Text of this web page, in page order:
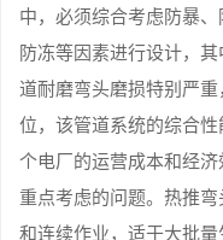
中，必须综合考虑防暴、
防冻等因素进行设计，
道耐磨弯头磨损特别严
位，该管道系统的综合
个电厂的运营成本和经
重点考虑的问题。热推
和连续作业，适于大批